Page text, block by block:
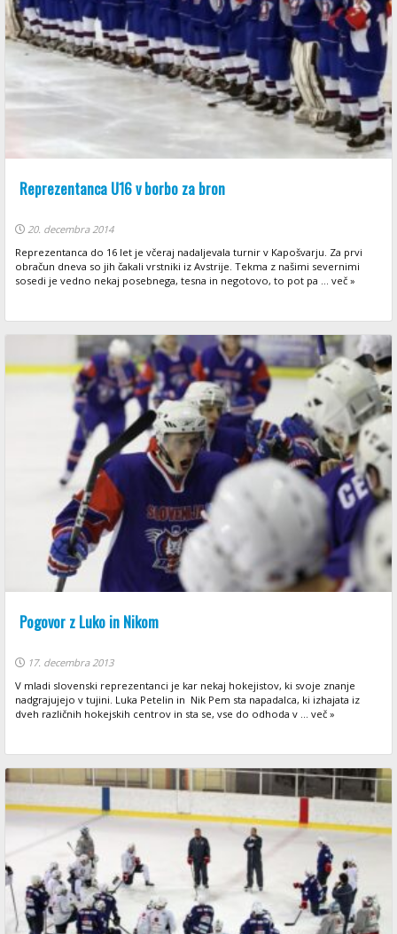
Reprezentanca U16 v borbo za bron
20. decembra 2014
Reprezentanca do 16 let je včeraj nadaljevala turnir v Kapošvarju. Za prvi
obračun dneva so jih čakali vrstniki iz Avstrije. Tekma z našimi severnimi
sosedi je vedno nekaj posebnega, tesna in negotovo, to pot pa ... več »
Pogovor z Luko in Nikom
17. decembra 2013
V mladi slovenski reprezentanci je kar nekaj hokejistov, ki svoje znanje
nadgrajujejo v tujini. Luka Petelin in Nik Pem sta napadalca, ki izhajata iz
dveh različnih hokejskih centrov in sta se, vse do odhoda v ... več »